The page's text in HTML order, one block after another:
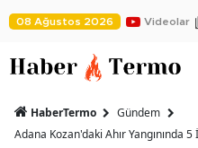
08 Ağustos 2026 Videolar
HaberTermo
Gündem
Adana Kozan'daki Ahır Yangınında